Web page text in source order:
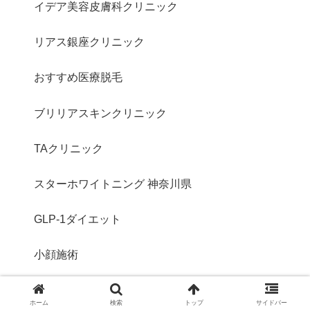
イデア美容皮膚科クリニック
リアス銀座クリニック
おすすめ医療脱毛
ブリリアスキンクリニック
TAクリニック
スターホワイトニング 神奈川県
GLP-1ダイエット
小顔施術
医療ハイフ（HIFU）
ホーム 検索 トップ サイドバー